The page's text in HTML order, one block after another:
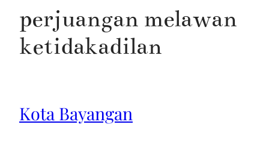
perjuangan melawan
ketidakadilan
Kota Bayangan